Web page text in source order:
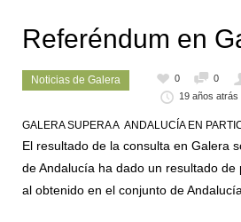
Referéndum en
Noticias de Galera 0 0
19 años atrás
GALERA SUPERA A ANDALUCÍA EN
El resultado de la consulta en Galera
de Andalucía ha dado un resultado de
al obtenido en el conjunto de